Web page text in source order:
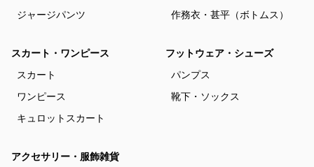
ジャージパンツ
作務衣・甚平（ボトムス）
スカート・ワンピース
スカート
ワンピース
キュロットスカート
フットウェア・シューズ
パンプス
靴下・ソックス
アクセサリー・服飾雑貨